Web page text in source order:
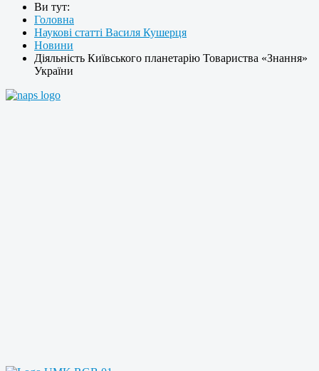
Ви тут:
Головна
Наукові статті Василя Кушерця
Новини
Діяльність Київського планетарію Товариства «Знання»
України